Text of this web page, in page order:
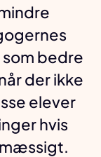
bedre
der ikke
elever
hvis